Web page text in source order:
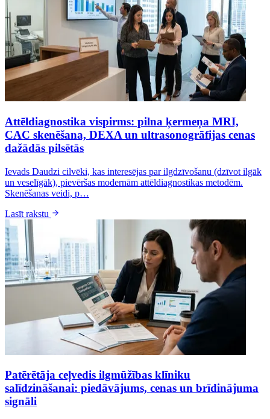
Attēldiagnostika vispirms: pilna ķermeņa MRI,
CAC skenēšana, DEXA un ultrasonogrāfijas cenas
dažādās pilsētās
Ievads Daudzi cilvēki, kas interesējas par ilgdzīvošanu (dzīvot ilgāk
un veselīgāk), pievēršas modernām attēldiagnostikas metodēm.
Skenēšanas veidi, p…
Lasīt rakstu
Patērētāja ceļvedis ilgmūžības klīniku
salīdzināšanai: piedāvājums, cenas un brīdinājuma
signāli